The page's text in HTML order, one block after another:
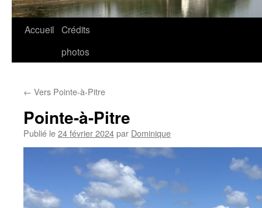
Aller
Accueil Crédits
photos
← Vers Pointe-à-Pitre
Pointe-à-Pitre
Publié le24 février 2024par Dominique